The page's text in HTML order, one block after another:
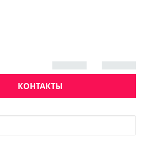
КОНТАКТЫ